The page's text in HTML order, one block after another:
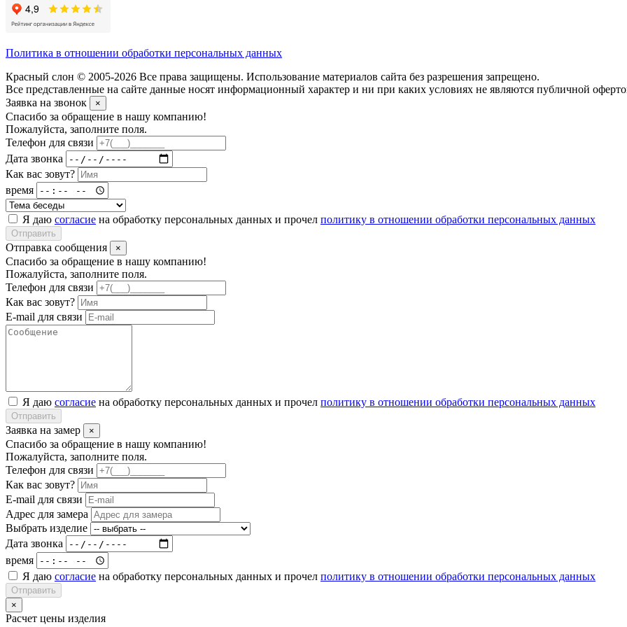
Политика в отношении обработки персональных данных
Красный слон © 2005-2026 Все права защищены. Использование материалов сайта без разрешения запрещено.
Все представленные на сайте данные носят информационный характер и ни при каких условиях не являются публичной
Заявка на звонок
×
Спасибо за обращение в нашу компанию!
Пожалуйста, заполните поля.
Телефон для связи
Дата звонка
Как вас зовут?
время
Я даю согласие на обработку персональных данных и прочел политику в отношении обработки персональных данных
Отправить
Отправка сообщения ×
Спасибо за обращение в нашу компанию!
Пожалуйста, заполните поля.
Телефон для связи
Как вас зовут?
E-mail для связи
Я даю согласие на обработку персональных данных и прочел политику в отношении обработки персональных данных
Отправить
Заявка на замер ×
Спасибо за обращение в нашу компанию!
Пожалуйста, заполните поля.
Телефон для связи
Как вас зовут?
E-mail для связи
Адрес для замера
Выбрать изделие
Дата звонка
время
Я даю согласие на обработку персональных данных и прочел политику в отношении обработки персональных данных
Отправить
×
Расчет цены изделия